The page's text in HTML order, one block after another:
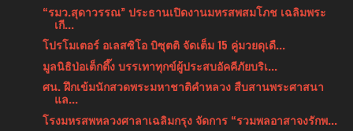
“รมว.สุดาวรรณ” ประธานเปิดงานมหรสพสมโภช เฉลิมพระ
เกี...
โปรโมเตอร์ อเลสซิโอ บิซุตติ จัดเต็ม 15 คู่มวยดุเดื...
มูลนิธิป่อเต็กตึ๊ง บรรเทาทุกข์ผู้ประสบอัคคีภัยบริเ...
ศน. ฝึกเข้มนักสวดพระมหาชาติคำหลวง สืบสานพระศาสนา
แล...
โรงมหรสพหลวงศาลาเฉลิมกรุง จัดการ “รวมพลอาสาจงรักพ...